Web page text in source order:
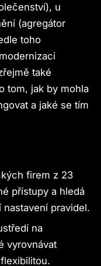
u
(agregátor
toho
také
tom, jak by mohla
a jaké se tím
firem z 23
přístupy a hledá
pravidel.
na
vyrovnávat